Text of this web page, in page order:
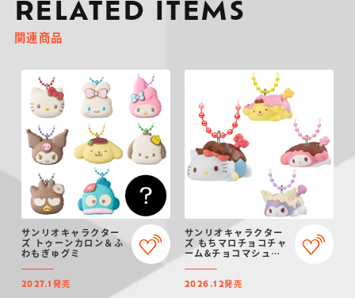
RELATED ITEMS
関連商品
サンリオキャラクター
ズ トゥーンカロン＆ふ
わもぎゅグミ
2027.1 発売
サンリオキャラクター
ズ もちマロチョコチャ
ーム&チョコマシュマ
2026.12発売